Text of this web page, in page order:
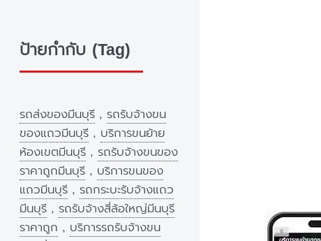
ป้ายกำกับ (Tag)
รถส่งของมีนบุรี , รถรับจ้างขน
ของแถวมีนบุรี , บริการขนย้าย
ห้องเขตมีนบุรี , รถรับจ้างขนของ
ราคาถูกมีนบุรี , บริการขนของ
แถวมีนบุรี , รถกระบะรับจ้างแถว
มีนบุรี , รถรับจ้างสี่ล้อใหญ่มีนบุรี
ราคาถูก , บริการรถรับจ้างขน